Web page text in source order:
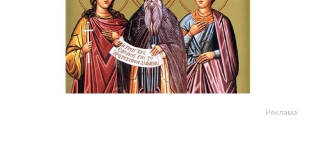
Реклама